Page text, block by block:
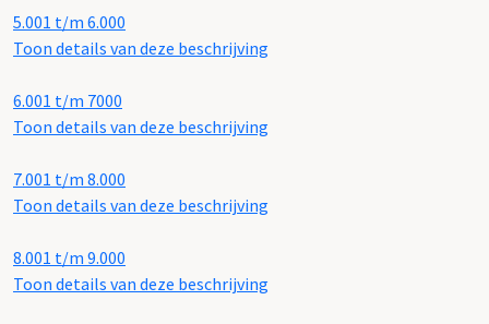
5.001 t/m 6.000
Toon details van deze beschrijving
6.001 t/m 7000
Toon details van deze beschrijving
7.001 t/m 8.000
Toon details van deze beschrijving
8.001 t/m 9.000
Toon details van deze beschrijving